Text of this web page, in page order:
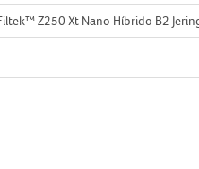
Z250 Xt Nano Híbrido B2